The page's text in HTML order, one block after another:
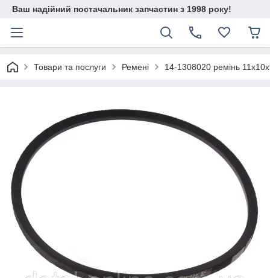
Ваш надійний постачальник запчастин з 1998 року!
Товари та послуги Ремені 14-1308020 ремінь